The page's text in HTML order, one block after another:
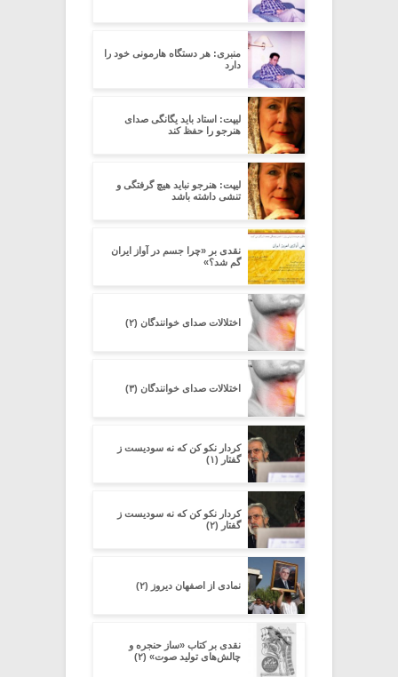
منبری: هر دستگاه هارمونی خود را
دارد
لیپت: استاد باید یگانگی صدای
هنرجو را حفظ کند
لیپت: هنرجو نباید هیچ گرفتگی و
تنشی داشته باشد
نقدی بر «چرا جسم در آواز ایران
گم شد؟»
اختلالات صدای خوانندگان (۲)
اختلالات صدای خوانندگان (۳)
کردار نکو کن که نه سودیست ز
گفتار (۱)
کردار نکو کن که نه سودیست ز
گفتار (۲)
نمادی از اصفهان دیروز (۲)
نقدی بر کتاب «ساز حنجره و
چالش‌های تولید صوت» (۲)